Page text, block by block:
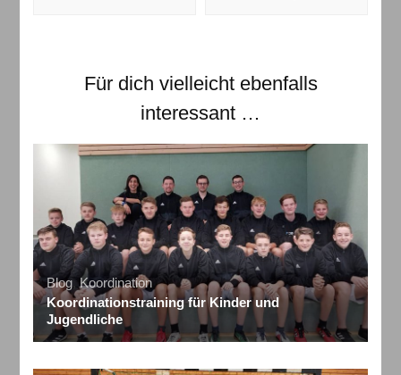
Für dich vielleicht ebenfalls
interessant …
Blog,Koordination
Koordinationstraining für Kinder und
Jugendliche